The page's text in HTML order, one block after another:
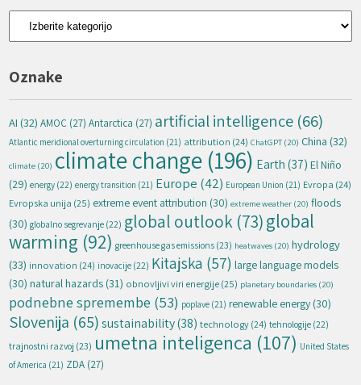
Kategorije
Oznake
AI (32) AMOC (27) Antarctica (27) artificial intelligence (66)
Atlantic meridional overturning circulation (21) attribution (24) ChatGPT (20) China (32)
climate (20) climate change (196) Earth (37) El Niño
(29) energy (22) energy transition (21) Europe (42) European Union (21) Evropa (24)
Evropska unija (25) extreme event attribution (30) extreme weather (20) floods
(30) globalno segrevanje (22) global outlook (73)global
warming (92) greenhouse gas emissions (23) heatwaves (20) hydrology
(33) innovation (24) inovacije (22) Kitajska (57) large language models
(30) natural hazards (31) obnovljivi viri energije(25) planetary boundaries (20)
podnebne spremembe (53) poplave (21) renewable energy (30)
Slovenija (65) sustainability(38) technology(24) tehnologije (22)
trajnostni razvoj (23) umetna inteligenca (107) United States
of America (21) ZDA (27)